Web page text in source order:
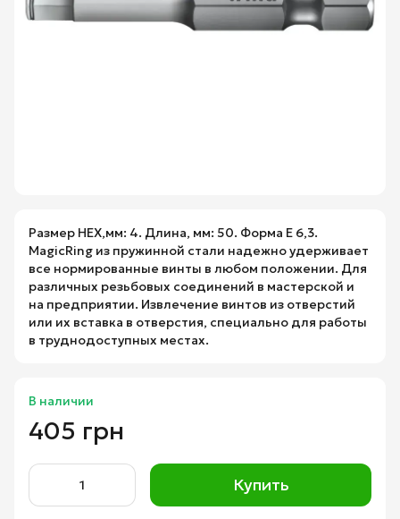
Размер HEX,мм: 4. Длина, мм: 50. Форма E 6,3.
MagicRing из пружинной стали надежно удерживает
все нормированные винты в любом положении. Для
различных резьбовых соединений в мастерской и
на предприятии. Извлечение винтов из отверстий
или их вставка в отверстия, специально для работы
в труднодоступных местах.
В наличии
405 грн
Купить